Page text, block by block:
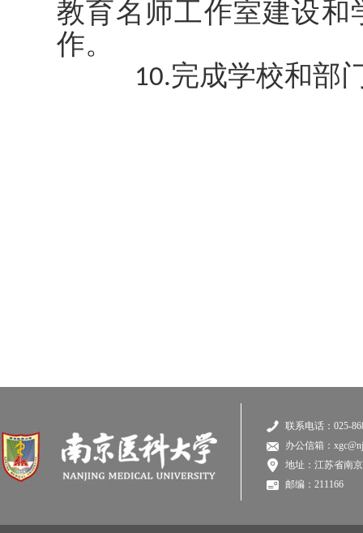
教育名师工作室建设和
作。
10.完成学校和部门
联系电话：025-
办公信箱：
地址：江苏省南
邮编：211166